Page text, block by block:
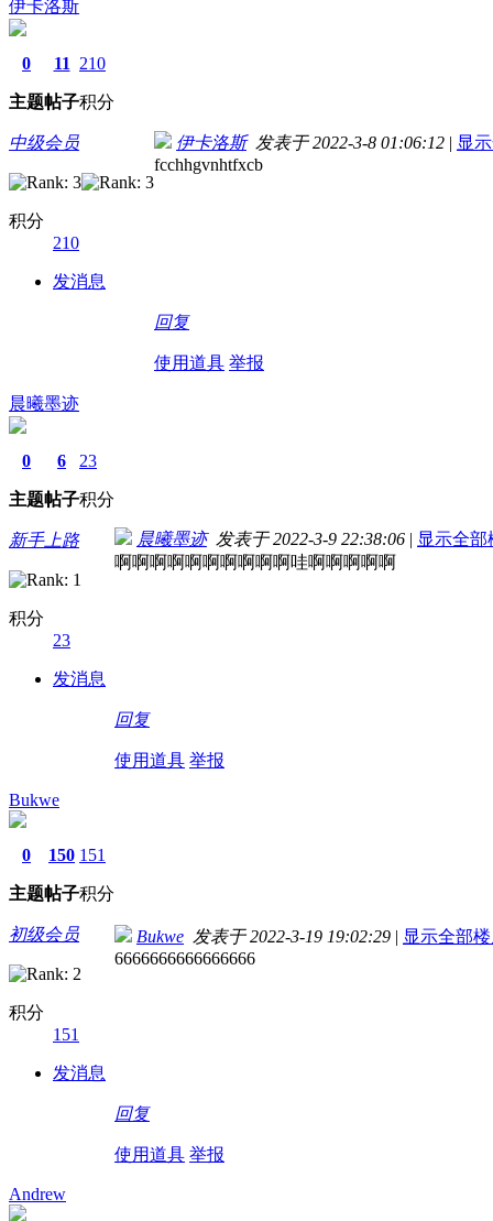
伊卡洛斯
0
主题
11
帖子
210
积分
中级会员
积分
210
发消息
伊卡洛斯发表于 2022-3-8 01:06:12 | 显
fcchhgvnhtfxcb
回复
使用道具 举报
晨曦墨迹
0
主题
6
帖子
23
积分
新手上路
积分
23
发消息
晨曦墨迹发表于 2022-3-9 22:38:06 | 显示全部
啊啊啊啊啊啊啊啊啊啊哇啊啊啊啊啊
回复
使用道具 举报
Bukwe
0
主题
150
帖子
151
积分
初级会员
积分
151
发消息
Bukwe 发表于 2022-3-19 19:02:29 | 显示全部
6666666666666666
回复
使用道具 举报
Andrew